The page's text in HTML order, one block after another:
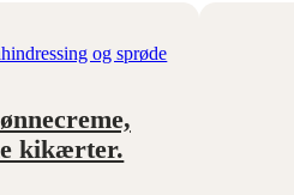
kikærter.